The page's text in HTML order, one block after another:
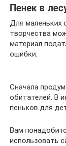
Пенек в
Для маленьких
творчества
материал
ошибки.
Сначала
обитателей. В
пеньков для
Вам
использовать